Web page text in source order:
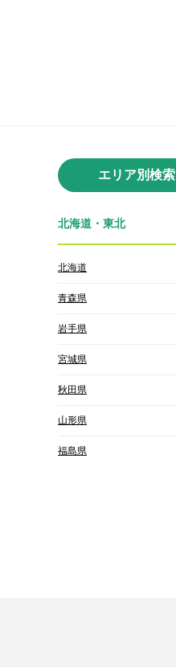
エリア別検索
北海道・東北
北海道
青森県
岩手県
宮城県
秋田県
山形県
福島県